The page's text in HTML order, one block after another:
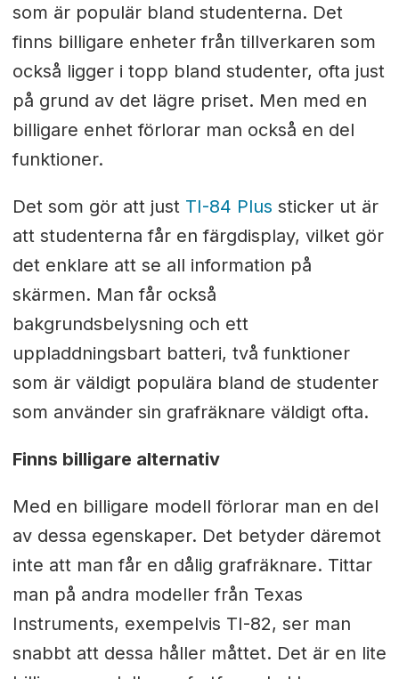
som är populär bland studenterna. Det
finns billigare enheter från tillverkaren som
också ligger i topp bland studenter, ofta just
på grund av det lägre priset. Men med en
billigare enhet förlorar man också en del
funktioner.
Det som gör att just TI-84 Plus sticker ut är
att studenterna får en färgdisplay, vilket gör
det enklare att se all information på
skärmen. Man får också
bakgrundsbelysning och ett
uppladdningsbart batteri, två funktioner
som är väldigt populära bland de studenter
som använder sin grafräknare väldigt ofta.
Finns billigare alternativ
Med en billigare modell förlorar man en del
av dessa egenskaper. Det betyder däremot
inte att man får en dålig grafräknare. Tittar
man på andra modeller från Texas
Instruments, exempelvis TI-82, ser man
snabbt att dessa håller måttet. Det är en lite